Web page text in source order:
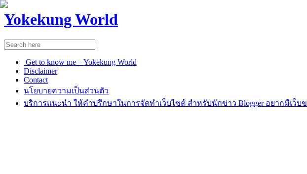
Yokekung World
Get to know me – Yokekung World
Disclaimer
Contact
นโยบายความเป็นส่วนตัว
บริการแนะนำ ให้คำปรึกษาในการจัดทำเว็บไซต์ สำหรับนักข่าว Blogger อยากมีเว็บข